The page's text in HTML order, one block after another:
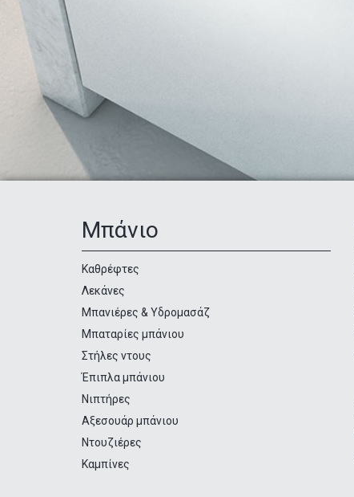
Κατηγορίες
προϊόντων
Μπάνιο
Καθρέφτες
Λεκάνες
Μπανιέρες & Υδρομασάζ
Μπαταρίες μπάνιου
Στήλες ντους
Έπιπλα μπάνιου
Νιπτήρες
Αξεσουάρ μπάνιου
Ντουζιέρες
Καμπίνες